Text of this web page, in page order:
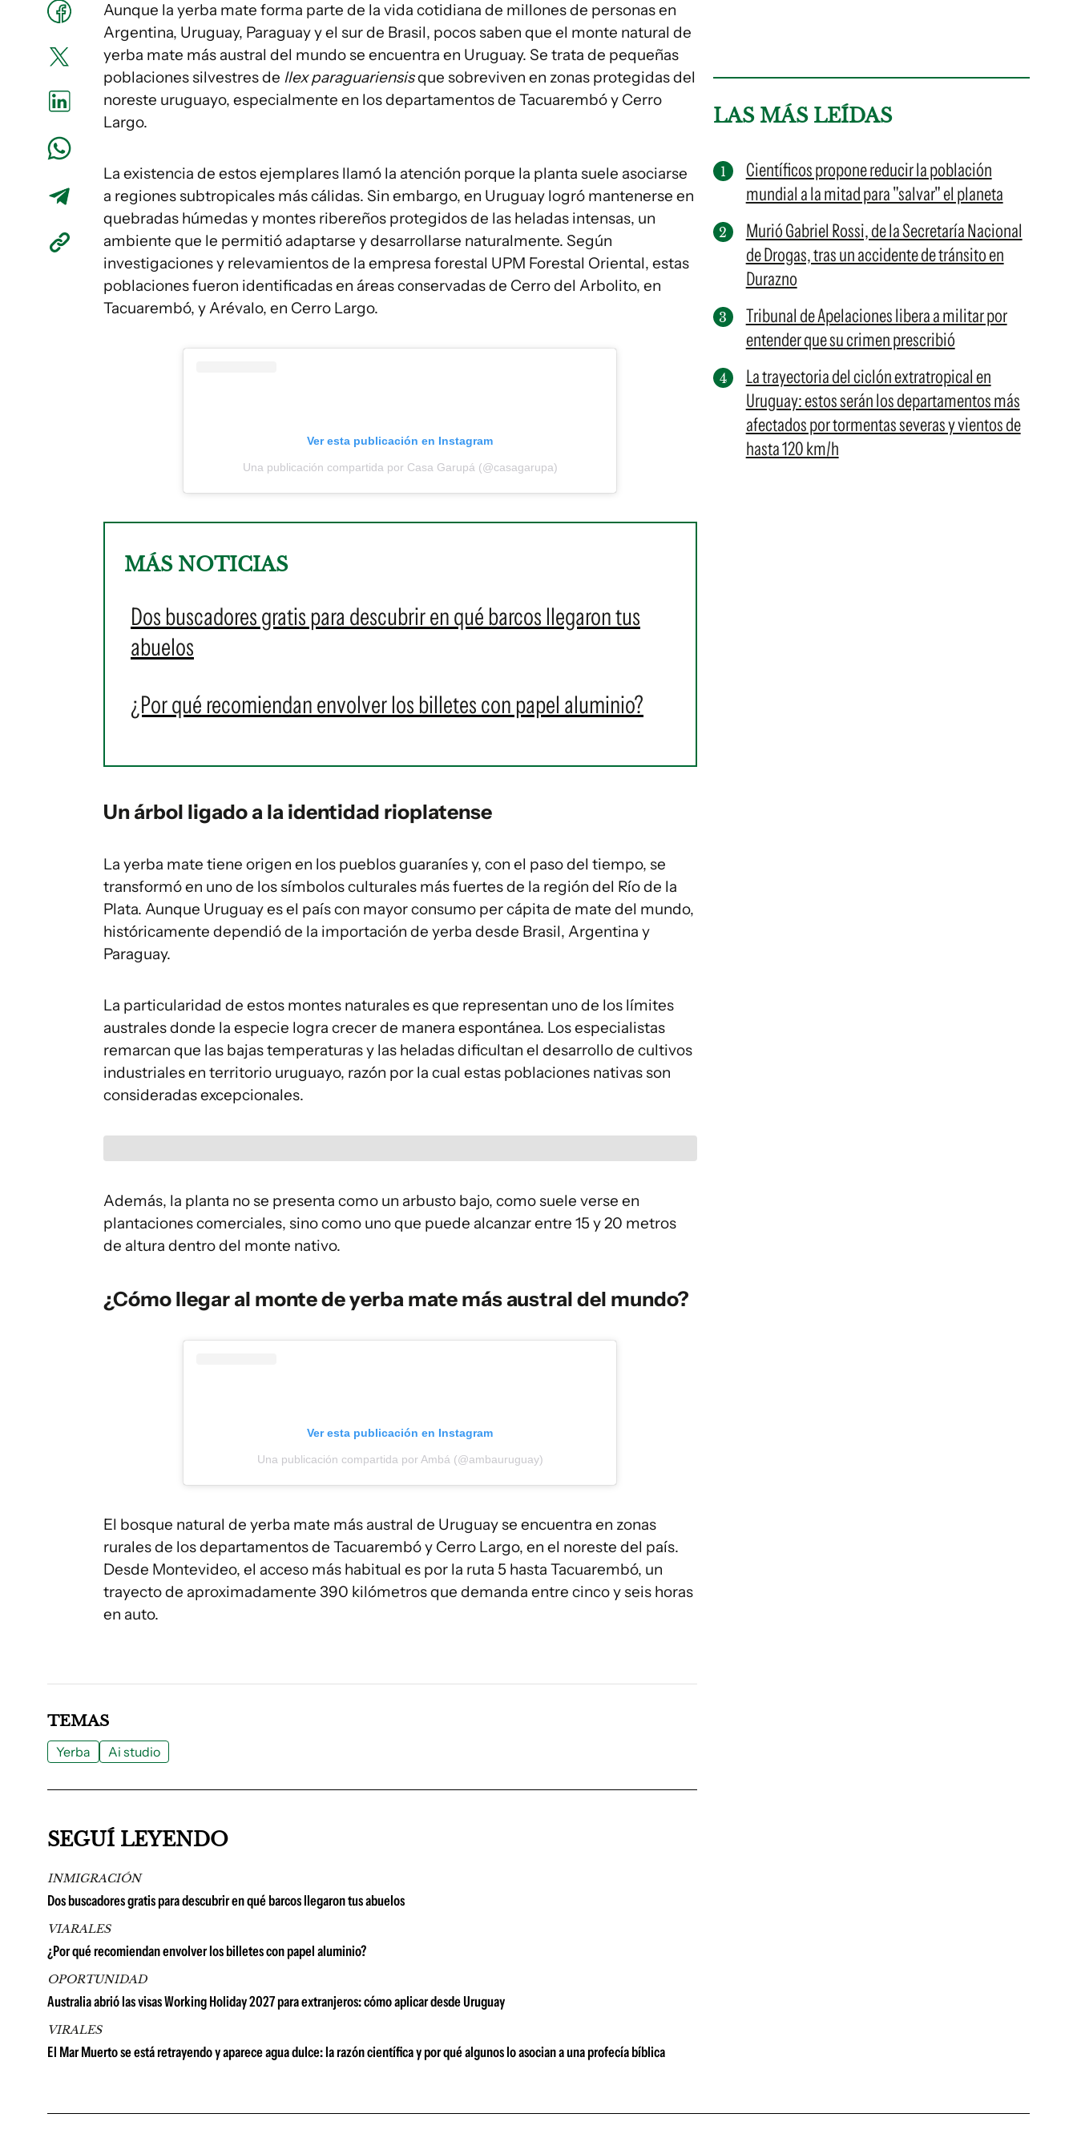
Aunque la yerba mate forma parte de la vida cotidiana de millones de personas en
Argentina, Uruguay, Paraguay y el sur de Brasil, pocos saben que el monte natural de
yerba mate más austral del mundo se encuentra en Uruguay. Se trata de pequeñas
poblaciones silvestres de Ilex paraguariensisque sobreviven en zonas protegidas del
noreste uruguayo, especialmente en los departamentos de Tacuarembó y Cerro
Largo.
La existencia de estos ejemplares llamó la atención porque la planta suele asociarse
a regiones subtropicales más cálidas. Sin embargo, en Uruguay logró mantenerse en
quebradas húmedas y montes ribereños protegidos de las heladas intensas, un
ambiente que le permitió adaptarse y desarrollarse naturalmente. Según
investigaciones y relevamientos de la empresa forestal UPM Forestal Oriental, estas
poblaciones fueron identificadas en áreas conservadas de Cerro del Arbolito, en
Tacuarembó, y Arévalo, en Cerro Largo.
Ver esta publicación en Instagram
Una publicación compartida por Casa Garupá (@casagarupa)
MÁS NOTICIAS
Dos buscadores gratis para descubrir en qué barcos llegaron tus
abuelos
¿Por qué recomiendan envolver los billetes con papel aluminio?
Un árbol ligado a la identidad rioplatense
La yerba mate tiene origen en los pueblos guaraníes y, con el paso del tiempo, se
transformó en uno de los símbolos culturales más fuertes de la región del Río de la
Plata. Aunque Uruguay es el país con mayor consumo per cápita de mate del mundo,
históricamente dependió de la importación de yerba desde Brasil, Argentina y
Paraguay.
La particularidad de estos montes naturales es que representan uno de los límites
australes donde la especie logra crecer de manera espontánea. Los especialistas
remarcan que las bajas temperaturas y las heladas dificultan el desarrollo de cultivos
industriales en territorio uruguayo, razón por la cual estas poblaciones nativas son
consideradas excepcionales.
Además, la planta no se presenta como un arbusto bajo, como suele verse en
plantaciones comerciales, sino como uno que puede alcanzar entre 15 y 20 metros
de altura dentro del monte nativo.
¿Cómo llegar al monte de yerba mate más austral del mundo?
Ver esta publicación en Instagram
Una publicación compartida por Ambá (@ambauruguay)
El bosque natural de yerba mate más austral de Uruguay se encuentra en zonas
rurales de los departamentos de Tacuarembó y Cerro Largo, en el noreste del país.
Desde Montevideo, el acceso más habitual es por la ruta 5 hasta Tacuarembó, un
trayecto de aproximadamente 390 kilómetros que demanda entre cinco y seis horas
en auto.
LAS MÁS LEÍDAS
Científicos propone reducir la población
mundial a la mitad para "salvar" el planeta
Murió Gabriel Rossi, de la Secretaría Nacional
de Drogas, tras un accidente de tránsito en
Durazno
Tribunal de Apelaciones libera a militar por
entender que su crimen prescribió
La trayectoria del ciclón extratropical en
Uruguay: estos serán los departamentos más
afectados por tormentas severas y vientos de
hasta 120 km/h
TEMAS
Yerba Ai studio
SEGUÍ LEYENDO
INMIGRACIÓN
Dos buscadores gratis para descubrir en qué barcos llegaron tus abuelos
VIARALES
¿Por qué recomiendan envolver los billetes con papel aluminio?
OPORTUNIDAD
Australia abrió las visas Working Holiday 2027 para extranjeros: cómo aplicar desde Uruguay
VIRALES
El Mar Muerto se está retrayendo y aparece agua dulce: la razón científica y por qué algunos lo asocian a una profecía bíblica